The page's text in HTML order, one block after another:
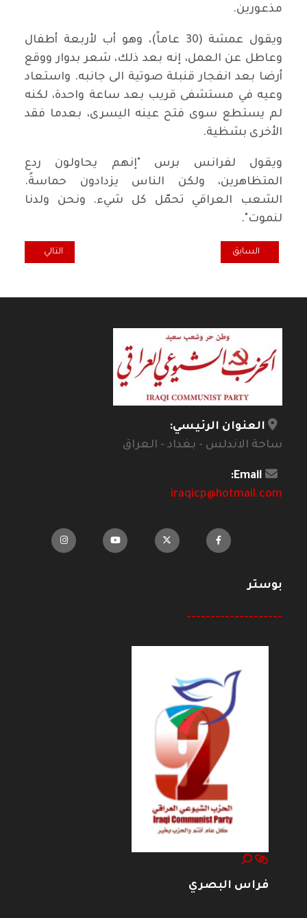
مذعورين.
ويقول عمشة (30 عاماً)، وهو أب لأربعة أطفال
وعاطل عن العمل، إنه بعد ذلك، شعر بدوار ووقع
أرضا بعد انفجار قنبلة صوتية الى جانبه. واستعاد
وعيه في مستشفى قريب بعد ساعة واحدة، لكنه
لم يستطع سوى فتح عينه اليسرى، بعدما فقد
الأخرى بشظية.
ويقول لفرانس برس "إنهم يحاولون ردع
المتظاهرين، ولكن الناس يزدادون حماسةً.
الشعب العراقي تحمّل كل شيء. ونحن ولدنا
لنموت".
المقال السابق: هكذا تبدو ليالي المنتفضين في ساحة التحرير
السابق المقال التالي:
التالي
العنوان الرئيسي:
ساحة الاندلس - بغداد - العراق
Email:
iraqicp@hotmail.com
بوستر
--------------------
فراس البصري